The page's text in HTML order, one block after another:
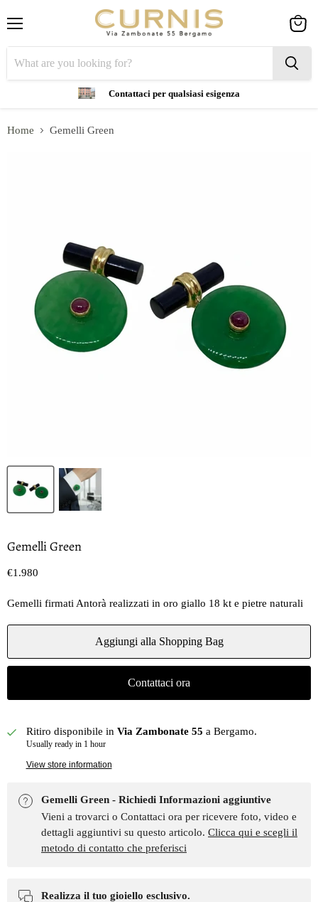
Contattaci per qualsiasi esigenza
cart
Home Gemelli Green
Gemelli Green
Prezzo oggi
€1.980
Gemelli firmati Antorà realizzati in oro giallo 18 kt e pietre naturali
Aggiungi alla Shopping Bag
Contattaci ora
Ritiro disponibile in Via Zambonate 55 a Bergamo.
Usually ready in 1 hour
View store information
Gemelli Green - Richiedi Informazioni aggiuntive
Vieni a trovarci o Contattaci ora per ricevere foto, video e
dettagli aggiuntivi su questo articolo. Clicca qui e scegli il
metodo di contatto che preferisci
Realizza il tuo gioiello esclusivo.